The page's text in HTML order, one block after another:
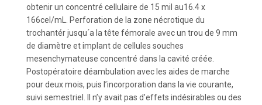
obtenir un concentré cellulaire de 15 mil au16.4 x
166cel/mL. Perforation de la zone nécrotique du
trochantér jusqu´a la tête fémorale avec un trou de 9 mm
de diamètre et implant de cellules souches
mesenchymateuse concentré dans la cavité créée.
Postopératoire déambulation avec les aides de marche
pour deux mois, puis l’incorporation dans la vie courante,
suivi semestriel. Il n’y avait pas d’effets indésirables ou des